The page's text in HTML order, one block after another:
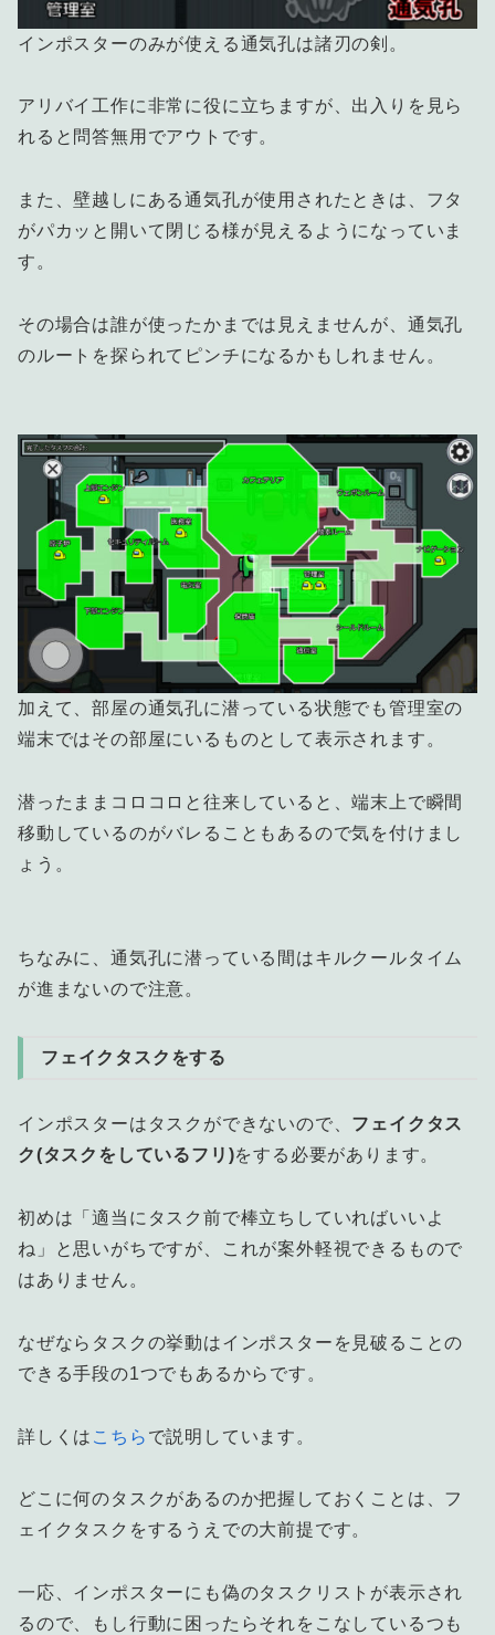
インポスターのみが使える通気孔は諸刃の剣。
アリバイ工作に非常に役に立ちますが、出入りを見ら
れると問答無用でアウトです。
また、壁越しにある通気孔が使用されたときは、フタ
がパカッと開いて閉じる様が見えるようになっていま
す。
その場合は誰が使ったかまでは見えませんが、通気孔
のルートを探られてピンチになるかもしれません。
加えて、部屋の通気孔に潜っている状態でも管理室の
端末ではその部屋にいるものとして表示されます。
潜ったままコロコロと往来していると、端末上で瞬間
移動しているのがバレることもあるので気を付けまし
ょう。
ちなみに、通気孔に潜っている間はキルクールタイム
が進まないので注意。
フェイクタスクをする
インポスターはタスクができないので、 フェイクタス
ク(タスクをしているフリ)をする必要があります。
初めは「適当にタスク前で棒立ちしていればいいよ
ね」と思いがちですが、これが案外軽視できるもので
はありません。
なぜならタスクの挙動はインポスターを見破ることの
できる手段の1つでもあるからです。
詳しくは こちら で説明しています。
どこに何のタスクがあるのか把握しておくことは、フ
ェイクタスクをするうえでの大前提です。
一応、インポスターにも偽のタスクリストが表示され
るので、もし行動に困ったらそれをこなしているつも